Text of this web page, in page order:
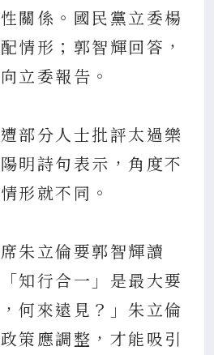
關係。國民黨立委楊
情形；郭智輝回答，
立委報告。
部分人士批評太過樂
明詩句表示，角度不
形就不同。
朱立倫要郭智輝讀
知行合一」是最大要
何來遠見？」朱立倫
策應調整，才能吸引